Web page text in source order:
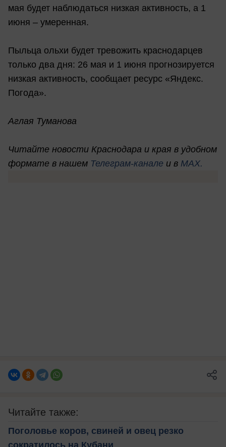
мая будет наблюдаться низкая активность, а 1
июня – умеренная.
Пыльца ольхи будет тревожить краснодарцев
только два дня: 26 мая и 1 июня прогнозируется
низкая активность, сообщает ресурс «Яндекс.
Погода».
Аглая Туманова
Читайте новости Краснодара и края в удобном
формате в нашем Телеграм-канале и в MAX.
Читайте также:
Поголовье коров, свиней и овец резко